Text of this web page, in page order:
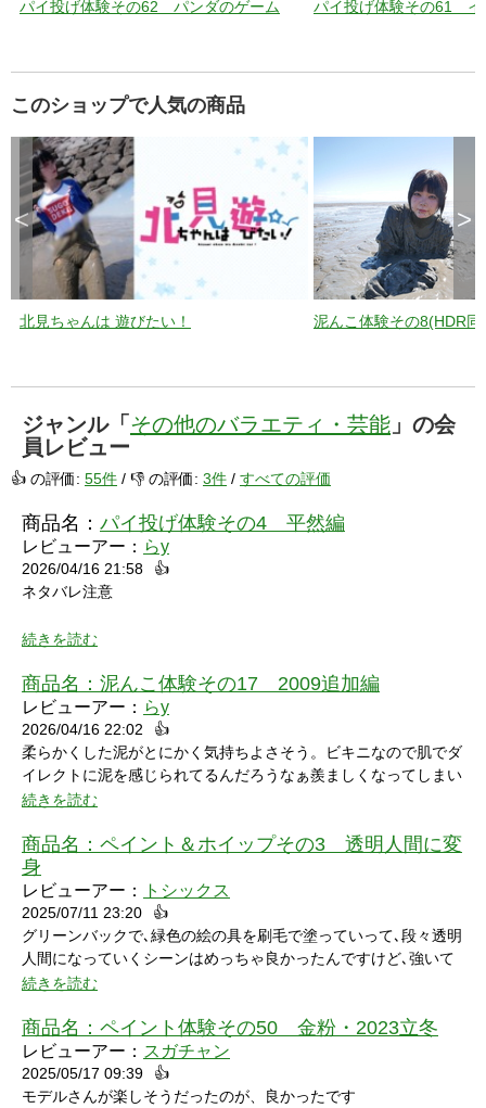
パイ投げ体験その62 パンダのゲーム パイ投げ体験その61 イ
このショップで人気の商品
北見ちゃんは 遊びたい！ 泥んこ体験その8(HDR同
< >
ジャンル「 その他のバラエティ・芸能 」の会
員レビュー
👍 の評価: 55件 / 👎 の評価: 3件 / すべての評価
商品名： パイ投げ体験その4 平然編
レビューアー： らy
2026/04/16 21:58
👍
ネタバレ注意
シャワーシーンで「お腹にぶつけられたら声出ちゃうだろうな」
と思っていたところにパイをちょうどぶつけられ「予想が当たっ
たw」と笑ってしまいました。リアクションもクールな見た目に
い悔しさを滲ませながら罰ゲームを受けている姿にドキドキして
しまいました。
続きを読む
商品名： 泥んこ体験その17 2009追加編
レビューアー： らy
2026/04/16 22:02
👍
柔らかくした泥がとにかく気持ちよさそう。ビキニなので肌でダ
イレクトに泥を感じられてるんだろうなぁ羨ましくなってしまい
ました。
続きを読む
商品名： ペイント＆ホイップその3 透明人間に変
身
レビューアー： トシックス
2025/07/11 23:20
👍
グリーンバックで､緑色の絵の具を刷毛で塗っていって､段々透明
人間になっていくシーンはめっちゃ良かったんですけど､強いて
言うなら､上半身だけで無くて､全身も透明になる所も見てみたい
続きを読む
商品名： ペイント体験その50 金粉・2023立冬
レビューアー： スガチャン
2025/05/17 09:39
👍
モデルさんが楽しそうだったのが、良かったです